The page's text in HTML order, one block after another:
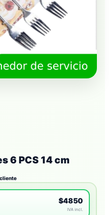
6 PCS 14 cm
$4850
IVA incl.